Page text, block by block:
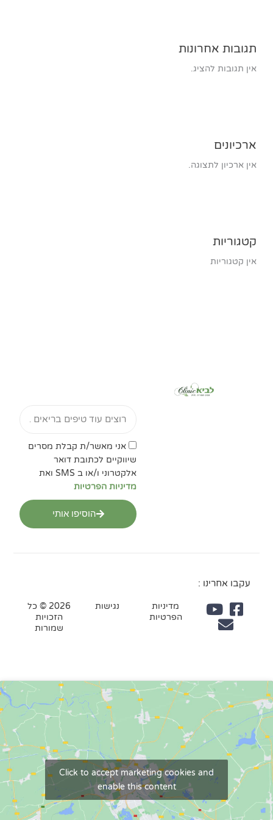
תגובות אחרונות
אין תגובות להציג.
ארכיונים
אין ארכיון לתצוגה.
קטגוריות
אין קטגוריות
אישור
מדיניות
הפרטיות
אני מאשר/ת קבלת מסרים
שיווקיים לכתובת דואר
אלקטרוני ו/או ב SMS ואת
מדיניות הפרטיות
הוסיפו אותי
עקבו אחרינו :
מדיניות
הפרטיות
נגישות
2026 © כל
הזכויות
שמורות
Click to accept marketing cookies and
enable this content